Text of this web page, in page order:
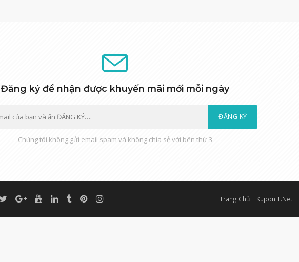
Đăng ký để nhận được khuyến mãi mới mỗi ngày
ĐĂNG KÝ
Chúng tôi không gửi email spam và không chia sẻ với bên thứ 3
Trang Chủ KuponIT.Net